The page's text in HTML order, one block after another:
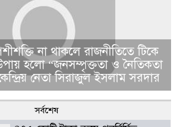
না থাকলে রাজনীতিতে টিকে
হলো “জনসম্পৃক্ততা ও নৈতিকতা
নেতা সিরাজুল ইসলাম সরদার
সর্বশেষ